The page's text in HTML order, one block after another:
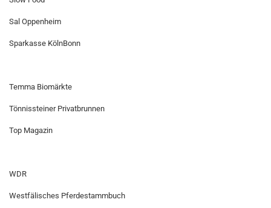
Sal Oppenheim
Sparkasse KölnBonn
Temma Biomärkte
Tönnissteiner Privatbrunnen
Top Magazin
WDR
Westfälisches Pferdestammbuch